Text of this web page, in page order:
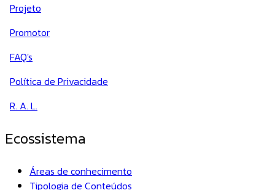
Projeto
Promotor
FAQ's
Política de Privacidade
R. A. L.
Ecossistema
Áreas de conhecimento
Tipologia de Conteúdos